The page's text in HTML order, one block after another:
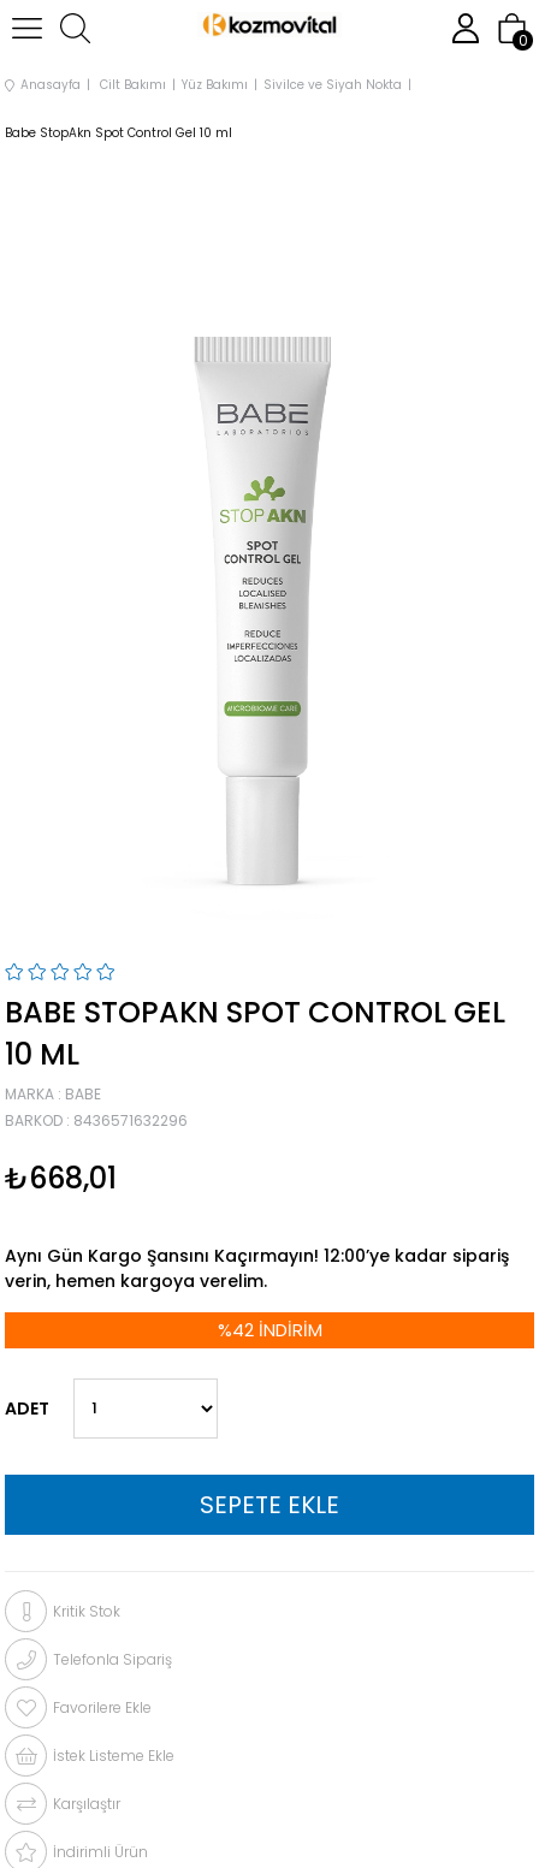
0
Anasayfa Cilt Bakımı Yüz Bakımı Sivilce ve Siyah Nokta
Babe StopAkn Spot Control Gel 10 ml
BABE STOPAKN SPOT CONTROL GEL
10 ML
MARKA : BABE
BARKOD : 8436571632296
₺668,01
Aynı Gün Kargo Şansını Kaçırmayın! 12:00’ye kadar sipariş
verin, hemen kargoya verelim.
%42İNDIRIM
ADET
Kritik Stok
Telefonla Sipariş
Favorilere Ekle
İstek Listeme Ekle
Karşılaştır
İndirimli Ürün